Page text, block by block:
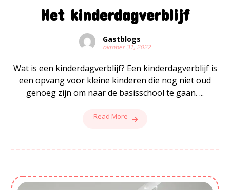
Het kinderdagverblijf
Gastblogs
oktober 31, 2022
Wat is een kinderdagverblijf? Een kinderdagverblijf is
een opvang voor kleine kinderen die nog niet oud
genoeg zijn om naar de basisschool te gaan. ...
Read More